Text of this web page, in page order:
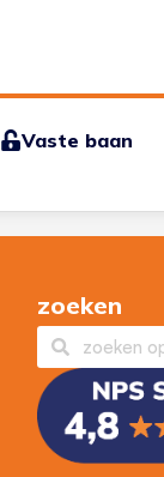
Vaste baan
zoeken